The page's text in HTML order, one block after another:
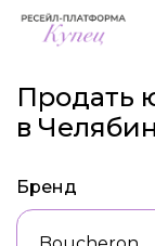
Продать
в
Бренд